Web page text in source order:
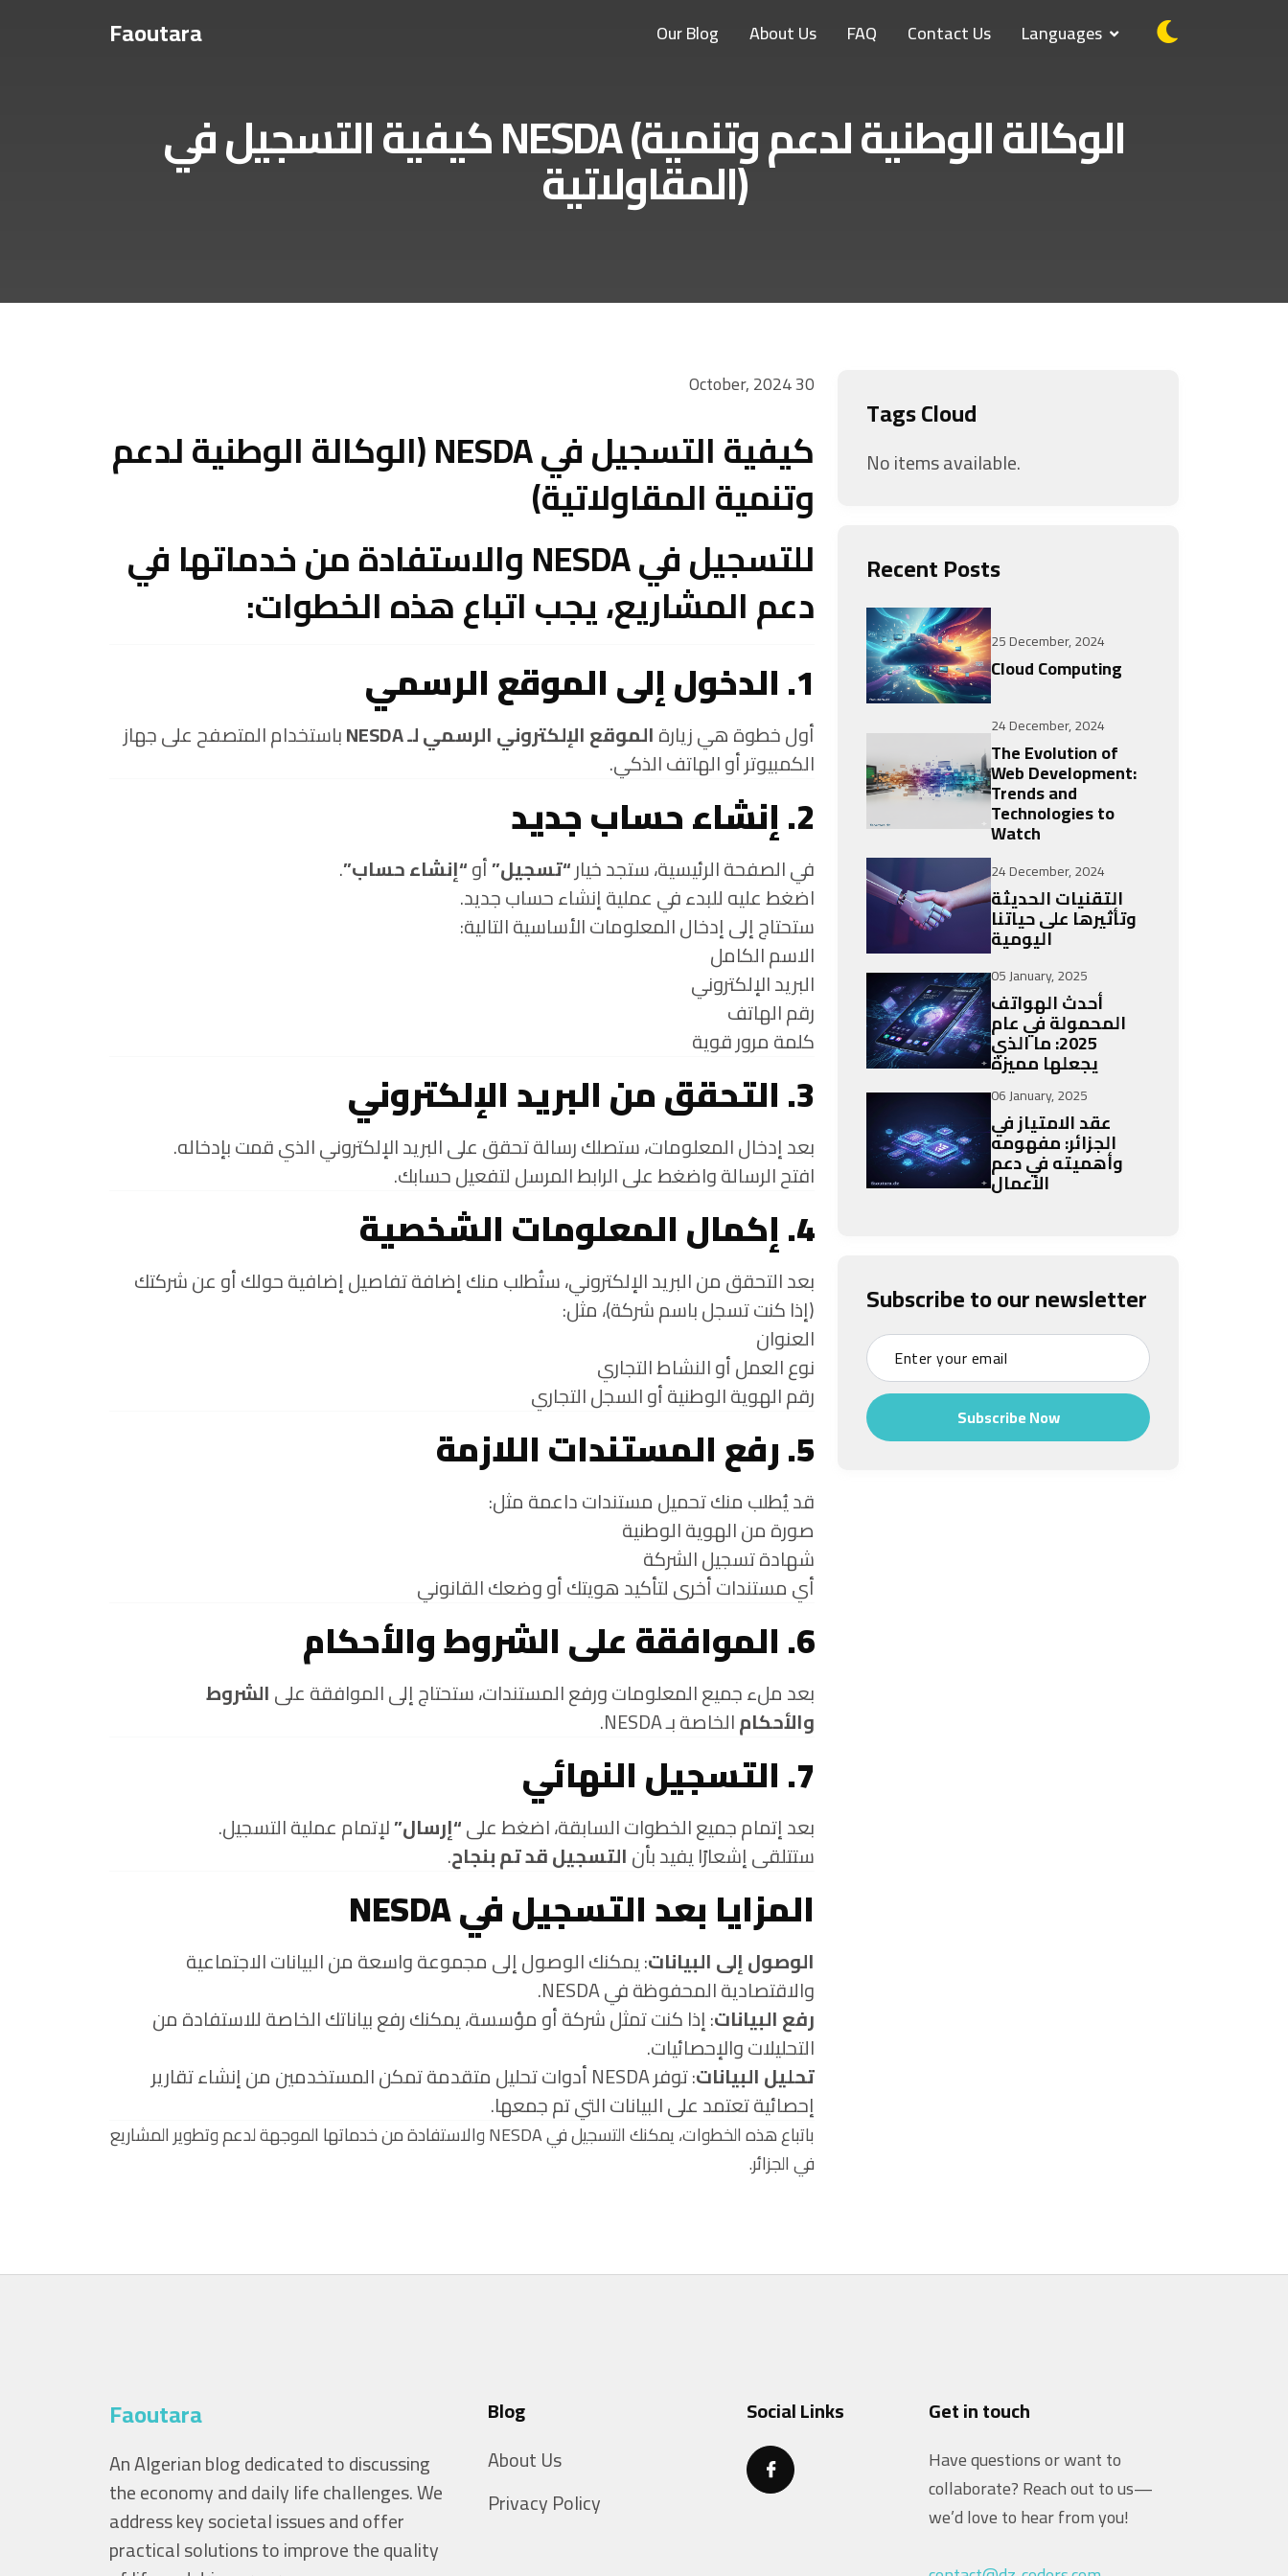
Faoutara Our Blog About Us FAQ Contact Us Languages
كيفية التسجيل في NESDA (الوكالة الوطنية لدعم وتنمية
المقاولاتية)
30 October, 2024
كيفية التسجيل في NESDA (الوكالة الوطنية لدعم
وتنمية المقاولاتية)
للتسجيل في NESDA والاستفادة من خدماتها في
دعم المشاريع، يجب اتباع هذه الخطوات:
1. الدخول إلى الموقع الرسمي
أول خطوة هي زيارةالموقع الإلكتروني الرسمي لـ NESDA
باستخدام المتصفح على جهاز
الكمبيوتر أو الهاتف الذكي.
2. إنشاء حساب جديد
في الصفحة الرئيسية، ستجد خيار“تسجيل”أو“إنشاء حساب”.
اضغط عليه للبدء في عملية إنشاء حساب جديد.
ستحتاج إلى إدخال المعلومات الأساسية التالية:
الاسم الكامل
البريد الإلكتروني
رقم الهاتف
كلمة مرور قوية
3. التحقق من البريد الإلكتروني
بعد إدخال المعلومات، ستصلك رسالة تحقق على البريد الإلكتروني الذي قمت بإدخاله.
افتح الرسالة واضغط على الرابط المرسل لتفعيل حسابك.
4. إكمال المعلومات الشخصية
بعد التحقق من البريد الإلكتروني، ستُطلب منك إضافة تفاصيل إضافية حولك أو عن شركتك
(إذا كنت تسجل باسم شركة)، مثل:
العنوان
نوع العمل أو النشاط التجاري
رقم الهوية الوطنية أو السجل التجاري
5. رفع المستندات اللازمة
قد يُطلب منك تحميل مستندات داعمة مثل:
صورة من الهوية الوطنية
شهادة تسجيل الشركة
أي مستندات أخرى لتأكيد هويتك أو وضعك القانوني
6. الموافقة على الشروط والأحكام
بعد ملء جميع المعلومات ورفع المستندات، ستحتاج إلى الموافقة علىالشروط
والأحكامالخاصة بـ NESDA.
7. التسجيل النهائي
بعد إتمام جميع الخطوات السابقة، اضغط على“إرسال”لإتمام عملية التسجيل.
ستتلقى إشعارًا يفيد بأنالتسجيل قد تم بنجاح.
المزايا بعد التسجيل في NESDA
الوصول إلى البيانات: يمكنك الوصول إلى مجموعة واسعة من البيانات الاجتماعية
والاقتصادية المحفوظة في NESDA.
رفع البيانات: إذا كنت تمثل شركة أو مؤسسة، يمكنك رفع بياناتك الخاصة للاستفادة من
التحليلات والإحصائيات.
تحليل البيانات
: توفر NESDA أدوات تحليل متقدمة تمكن المستخدمين من إنشاء تقارير
إحصائية تعتمد على البيانات التي تم جمعها.
باتباع هذه الخطوات، يمكنك التسجيل في NESDA والاستفادة من خدماتها الموجهة لدعم وتطوير المشاريع
في الجزائر.
Tags Cloud
No items available.
Recent Posts
25 December, 2024
Cloud Computing
24 December, 2024
The Evolution of
Web Development:
Trends and
Technologies to
Watch
24 December, 2024
التقنيات الحديثة
وتأثيرها على حياتنا
اليومية
05 January, 2025
أحدث الهواتف
المحمولة في عام
2025: ما الذي
يجعلها مميزة
06 January, 2025
عقد الامتياز في
الجزائر: مفهومه
وأهميته في دعم
الأعمال
Subscribe to our newsletter
Subscribe Now
Faoutara
An Algerian blog dedicated to discussing
the economy and daily life challenges. We
address key societal issues and offer
practical solutions to improve the quality
Blog
About Us
Privacy Policy
Social Links Get in touch
Have questions or want to
collaborate? Reach out to us—
we’d love to hear from you!